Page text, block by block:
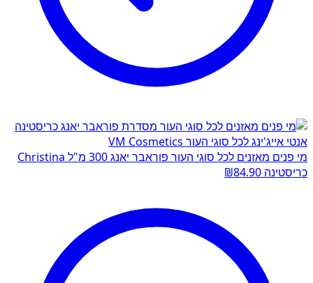
מי פנים מאזנים לכל סוגי העור פוראבר יאנג 300 מ"ל Christina
כריסטינה
₪84.90